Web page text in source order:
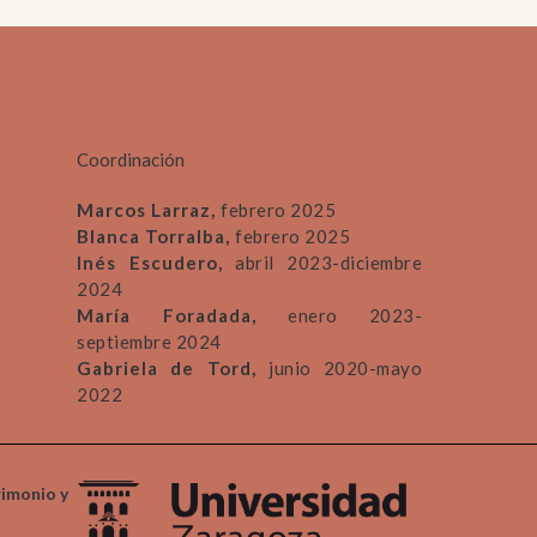
Coordinación
Marcos Larraz, febrero 2025
Blanca Torralba, febrero 2025
Inés Escudero,abril 2023-diciembre
2024
María Foradada, enero 2023-
septiembre 2024
Gabriela de Tord, junio 2020-mayo
2022
y